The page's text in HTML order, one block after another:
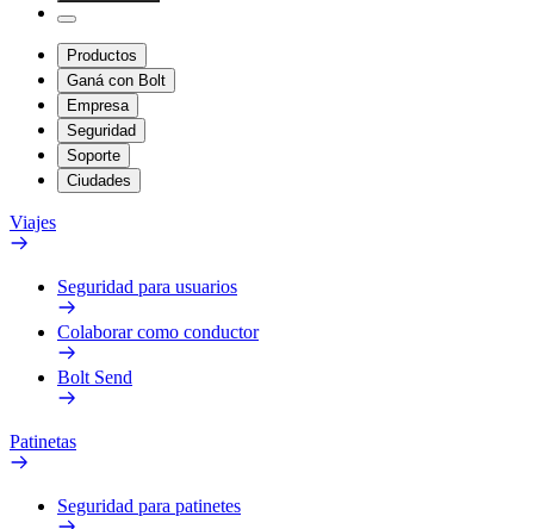
Productos
Ganá con Bolt
Empresa
Seguridad
Soporte
Ciudades
Viajes
Seguridad para usuarios
Colaborar como conductor
Bolt Send
Patinetas
Seguridad para patinetes